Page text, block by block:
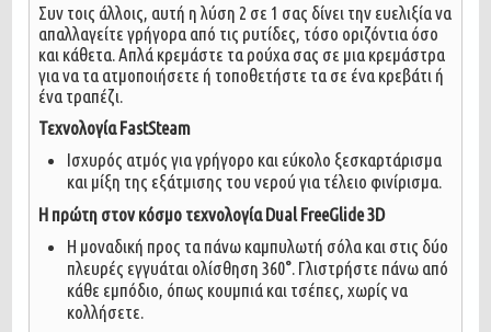
Συν τοις άλλοις, αυτή η λύση 2 σε 1 σας δίνει την ευελιξία να
απαλλαγείτε γρήγορα από τις ρυτίδες, τόσο οριζόντια όσο
και κάθετα. Απλά κρεμάστε τα ρούχα σας σε μια κρεμάστρα
για να τα ατμοποιήσετε ή τοποθετήστε τα σε ένα κρεβάτι ή
ένα τραπέζι.
Τεχνολογία FastSteam
Ισχυρός ατμός για γρήγορο και εύκολο ξεσκαρτάρισμα
και μίξη της εξάτμισης του νερού για τέλειο φινίρισμα.
Η πρώτη στον κόσμο τεχνολογία Dual FreeGlide 3D
Η μοναδική προς τα πάνω καμπυλωτή σόλα και στις δύο
πλευρές εγγυάται ολίσθηση 360°. Γλιστρήστε πάνω από
κάθε εμπόδιο, όπως κουμπιά και τσέπες, χωρίς να
κολλήσετε.